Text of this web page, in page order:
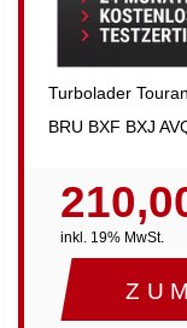
Turbolader
BRU BXF BXJ
inkl. 19% MwSt.